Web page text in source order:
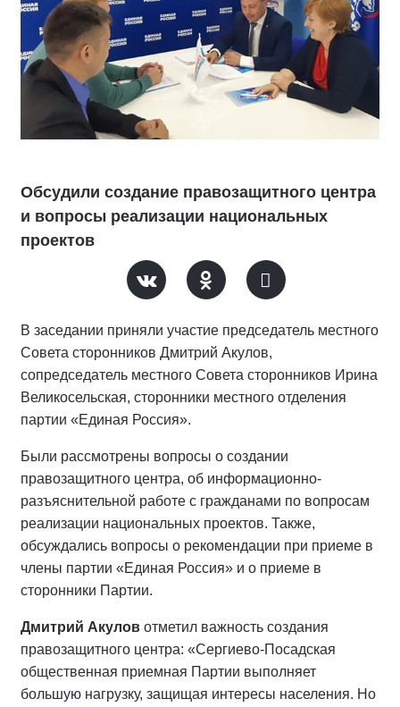
Обсудили создание правозащитного центра
и вопросы реализации национальных
проектов
В заседании приняли участие председатель местного
Совета сторонников Дмитрий Акулов,
сопредседатель местного Совета сторонников Ирина
Великосельская, сторонники местного отделения
партии «Единая Россия».
Были рассмотрены вопросы о создании
правозащитного центра, об информационно-
разъяснительной работе с гражданами по вопросам
реализации национальных проектов. Также,
обсуждались вопросы о рекомендации при приеме в
члены партии «Единая Россия» и о приеме в
сторонники Партии.
Дмитрий Акулов отметил важность создания
правозащитного центра: «Сергиево-Посадская
общественная приемная Партии выполняет
большую нагрузку, защищая интересы населения. Но